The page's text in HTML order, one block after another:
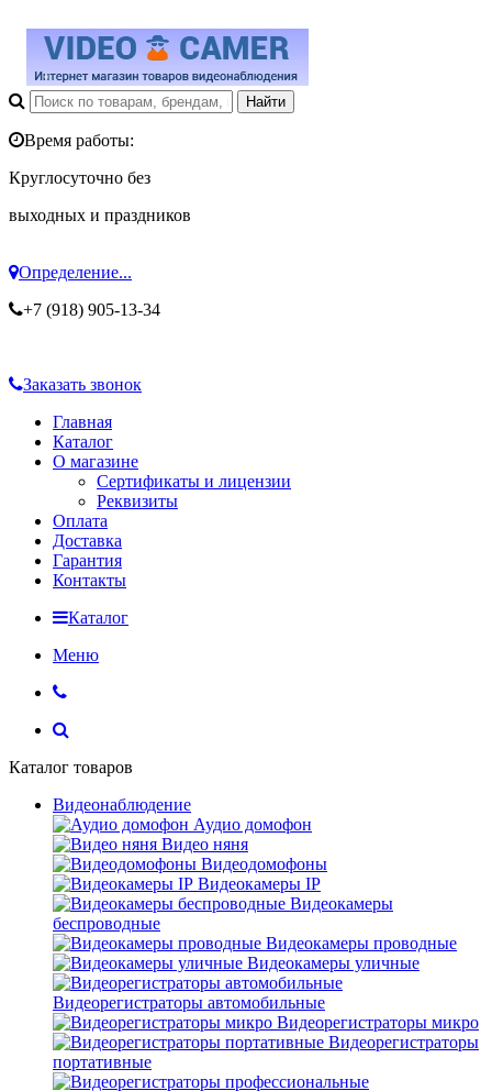
Время работы:
Круглосуточно без
выходных и праздников
Определение...
+7 (918) 905-13-34
Заказать звонок
Главная
Каталог
О магазине
Сертификаты и лицензии
Реквизиты
Оплата
Доставка
Гарантия
Контакты
Каталог
Меню
Каталог товаров
Видеонаблюдение
Аудио домофон
Видео няня
Видеодомофоны
Видеокамеры IP
Видеокамеры
беспроводные
Видеокамеры проводные
Видеокамеры уличные
Видеорегистраторы автомобильные
Видеорегистраторы микро
Видеорегистраторы
портативные